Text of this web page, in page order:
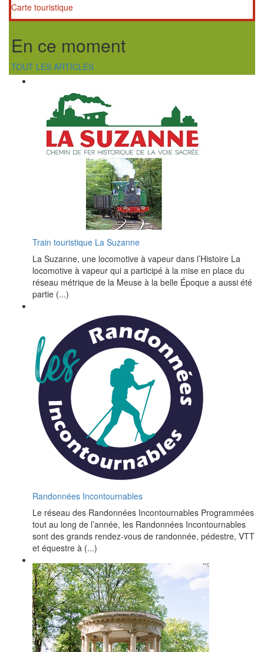
Carte touristique
En ce moment
TOUT LES ARTICLES
Train touristique La Suzanne
La Suzanne, une locomotive à vapeur dans l’Histoire La
locomotive à vapeur qui a participé à la mise en place du
réseau métrique de la Meuse à la belle Époque a aussi été
partie (...)
Randonnées Incontournables
Le réseau des Randonnées Incontournables Programmées
tout au long de l’année, les Randonnées Incontournables
sont des grands rendez-vous de randonnée, pédestre, VTT
et équestre à (...)